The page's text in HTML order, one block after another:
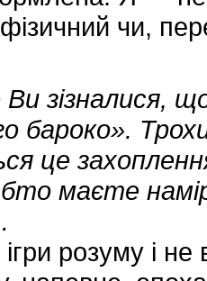
фізичний чи,
зізналися,
бароко».
це
маєте
розуму і не